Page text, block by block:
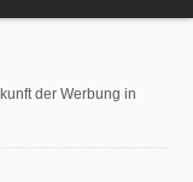
der Werbung in